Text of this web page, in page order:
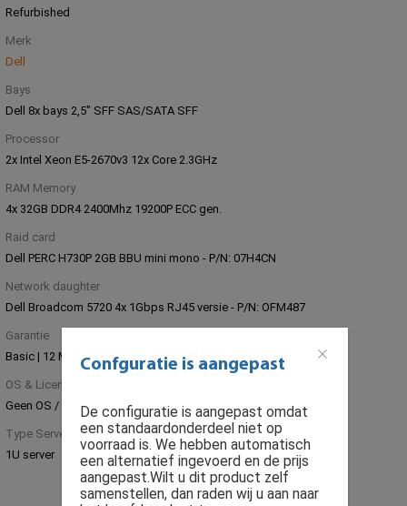
Refurbished
Merk
Dell
Bays
Dell 8x bays 2,5" SFF SAS/SATA SFF
Processor
2x Intel Xeon E5-2670v3 12x Core 2.3GHz
RAM Memory
4x 32GB DDR4 2400Mhz 19200P ECC gen.
Raid card
Dell PERC H730P 2GB BBU mini mono - P/N: 07H4CN
Network daughter
Dell Broadcom 5720 4x 1Gbps RJ45 versie - P/N: OFM487
Garantie
Basic | 12 Maanden Parts Replacement
OS & Licenties
Geen OS / Software licentie installatie
Type Server
1U server
Confguratie is aangepast
De configuratie is aangepast omdat
een standaardonderdeel niet op
voorraad is. We hebben automatisch
een alternatief ingevoerd en de prijs
aangepast.Wilt u dit product zelf
samenstellen, dan raden wij u aan naar